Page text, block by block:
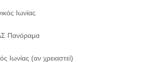
Ιωνίας
Πανόραμα
Ιωνίας (αν χρειαστεί)